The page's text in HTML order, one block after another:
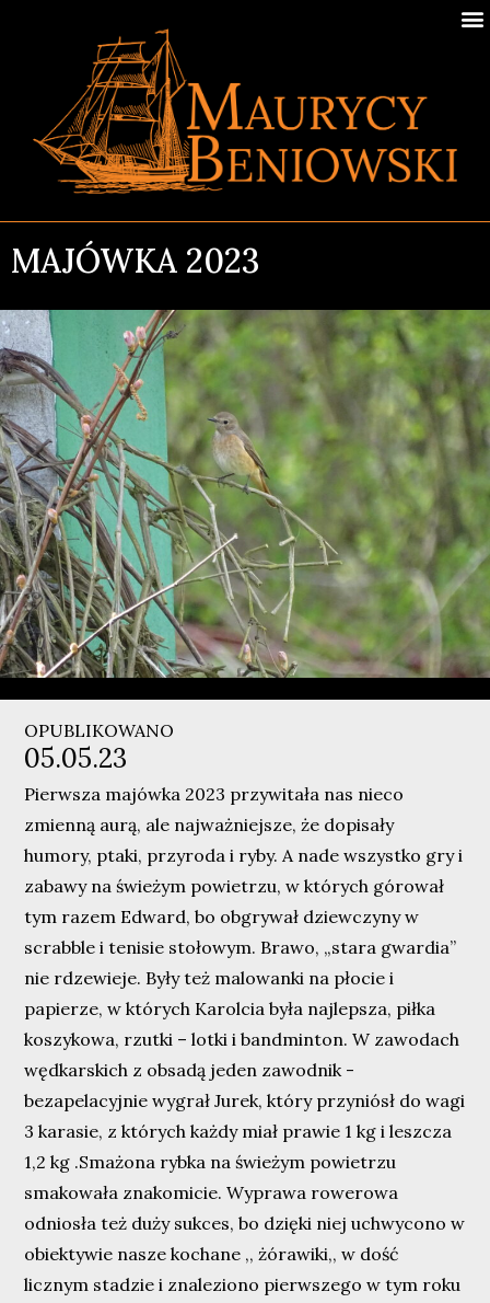
MAJÓWKA 2023
OPUBLIKOWANO
05.05.23
Pierwsza majówka 2023 przywitała nas nieco
zmienną aurą, ale najważniejsze, że dopisały
humory, ptaki, przyroda i ryby. A nade wszystko gry i
zabawy na świeżym powietrzu, w których górował
tym razem Edward, bo obgrywał dziewczyny w
scrabble i tenisie stołowym. Brawo, „stara gwardia”
nie rdzewieje. Były też malowanki na płocie i
papierze, w których Karolcia była najlepsza, piłka
koszykowa, rzutki – lotki i bandminton. W zawodach
wędkarskich z obsadą jeden zawodnik -
bezapelacyjnie wygrał Jurek, który przyniósł do wagi
3 karasie, z których każdy miał prawie 1 kg i leszcza
1,2 kg .Smażona rybka na świeżym powietrzu
smakowała znakomicie. Wyprawa rowerowa
odniosła też duży sukces, bo dzięki niej uchwycono w
obiektywie nasze kochane ,, żórawiki,, w dość
licznym stadzie i znaleziono pierwszego w tym roku